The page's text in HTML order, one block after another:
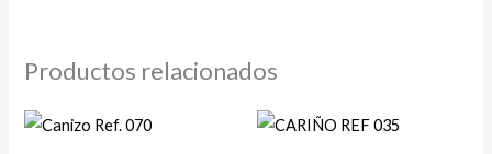
Productos relacionados
Rango
de
Rango
de